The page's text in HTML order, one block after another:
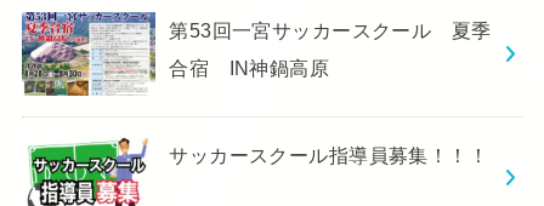
第53回一宮サッカースクール 夏季
合宿 IN神鍋高原
サッカースクール指導員募集！！！